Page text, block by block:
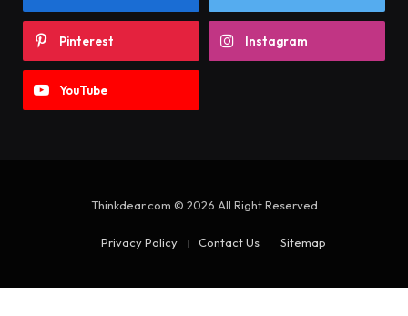
Pinterest Instagram
YouTube
Thinkdear.com © 2026 All Right Reserved
Privacy Policy Contact Us Sitemap